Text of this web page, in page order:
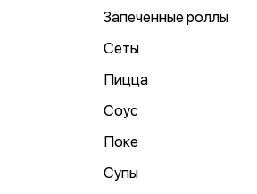
Запеченные роллы
Сеты
Пицца
Соус
Поке
Супы